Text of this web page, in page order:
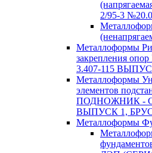
2/95-3
Металлоформы
закрепления
3.407-115
Металлоформы
элементов
ПОДНОЖНИК -
ВЫПУСК 1,
Металлоформы